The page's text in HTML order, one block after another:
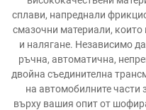
сплави, напреднали
смазочни материали,
и налягане. Независимо
ръчна, автоматична,
двойна съединителна
на автомобилните части
върху вашия опит от